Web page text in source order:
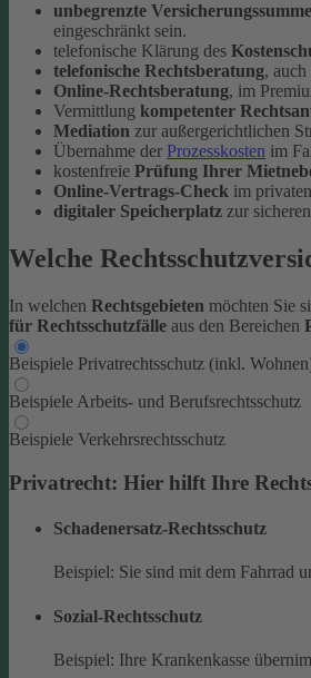
unbegrenzte Versicherungssumme
eingeschränkt sein.
telefonische Klärung des
telefonische Rechtsberatung,
Online-Rechtsberatung, im
Vermittlung kompetenter
Mediation zur außergerichtlichen
Übernahme der Prozesskosten im
kostenfreie Prüfung Ihrer
Online-Vertrags-Check im
digitaler Speicherplatz zur
Welche
In welchen Rechtsgebieten möchten Sie
für Rechtsschutzfälle aus den Bereichen
Beispiele Privatrechtsschutz (inkl.
Beispiele Arbeits- und Berufsrechtsschutz
Beispiele Verkehrsrechtsschutz
Privatrecht: Hier hilft Ihre
Schadenersatz-Rechtsschutz
Beispiel: Sie sind mit dem Fahrrad
Sozial-Rechtsschutz
Beispiel: Ihre Krankenkasse